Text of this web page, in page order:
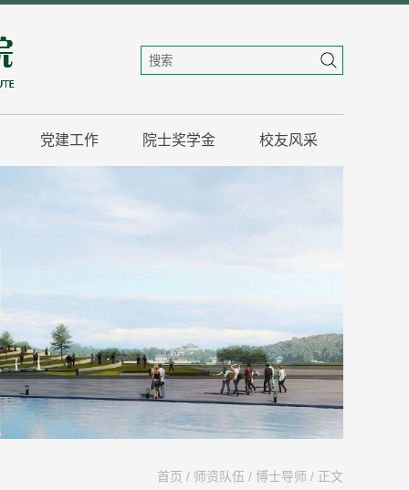
党建工作 院士奖学金 校友风采
首页 / 师资队伍 / 博士导师 / 正文